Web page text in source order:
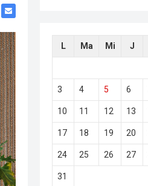
L Ma Mi J
3 4 5 6
10 11 12 13
17 18 19 20
24 25 26 27
31